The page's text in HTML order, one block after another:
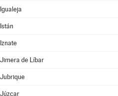
Igualeja
Istán
Iznate
Jimera de Líbar
Jubrique
Júzcar